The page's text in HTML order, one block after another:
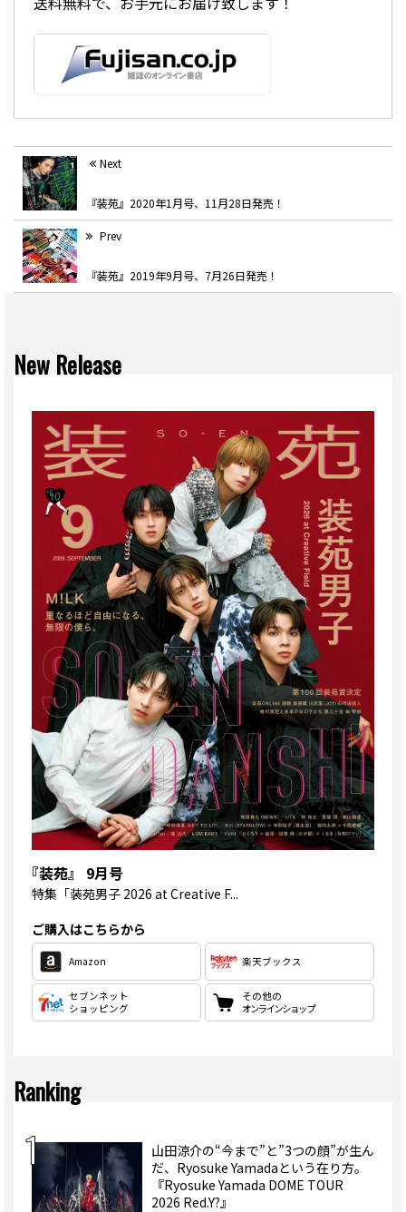
Next
『装苑』2020年1月号、11月28日発売！
Prev
『装苑』2019年9月号、7月26日発売！
New Release
『装苑』 9月号
特集 「装苑男子 2026 at Creative F...
ご購入はこちらから
Amazon 楽天ブックス
セブンネット
ショッピング
その他の
オンラインショップ
Ranking
山田涼介の“今まで”と”3つの顔”が生ん
だ、Ryosuke Yamadaという在り方。
『Ryosuke Yamada DOME TOUR
2026 Red.Y?』